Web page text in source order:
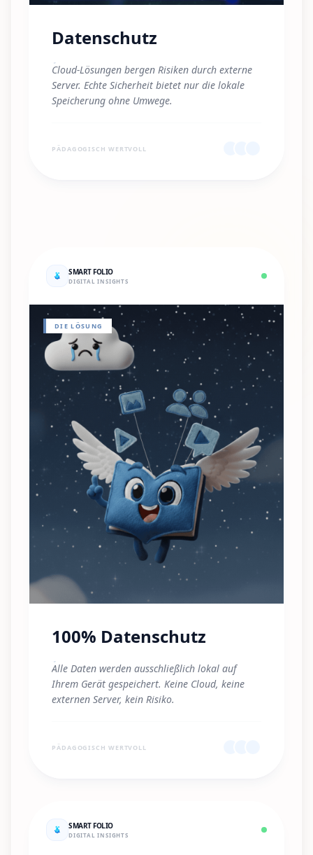
Datenschutz
"
Cloud-Lösungen bergen Risiken durch externe
Server. Echte Sicherheit bietet nur die lokale
Speicherung ohne Umwege.
PÄDAGOGISCH WERTVOLL
SMART FOLIO
DIGITAL INSIGHTS
DIE LÖSUNG
100% Datenschutz
"
Alle Daten werden ausschließlich lokal auf
Ihrem Gerät gespeichert. Keine Cloud, keine
externen Server, kein Risiko.
PÄDAGOGISCH WERTVOLL
SMART FOLIO
DIGITAL INSIGHTS